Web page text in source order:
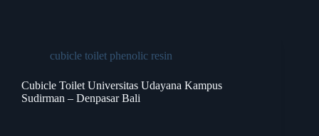
cubicle toilet phenolic resin
Cubicle Toilet Universitas Udayana Kampus
Sudirman – Denpasar Bali